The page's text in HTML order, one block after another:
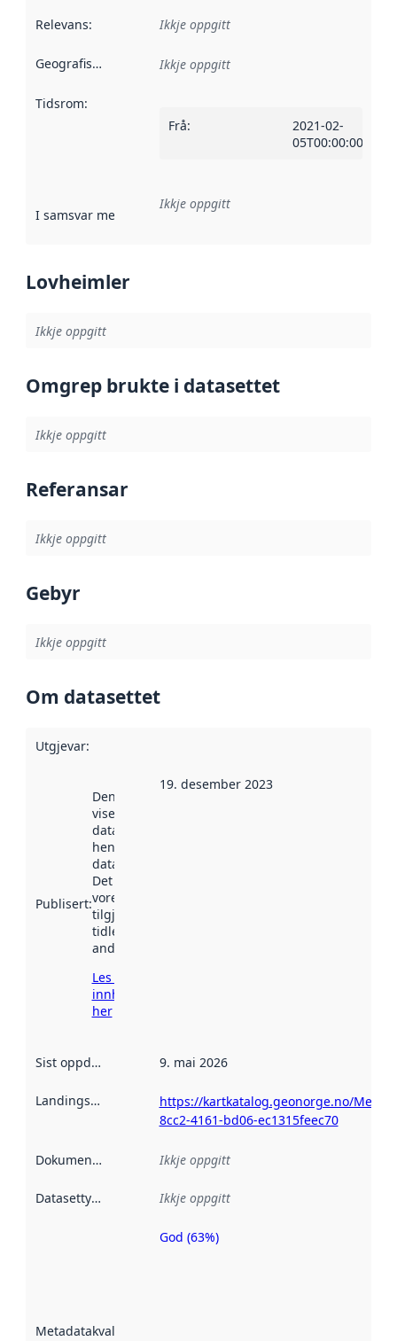
Relevans: Ikkje oppgitt
Geografisk område Ikkje oppgitt
Tidsrom:
Frå:
2021-02-
05T00:00:00Z
I samsvar med Referanse til ei implementeringsregel eller
Ikkje oppgitt
Lovheimler
Ikkje oppgitt
Omgrep brukte i datasettet
Ikkje oppgitt
Referansar
Ikkje oppgitt
Gebyr
Ikkje oppgitt
Om datasettet
Utgjevar:
Publisert:
Denne datoen
viser når
datasettet vart
henta inn av
data.norge.no.
Det kan ha
vore
tilgjengeleg
tidlegare
andre stader.
Les meir om
innhenting
her
19. desember 2023
Sist oppdatert 9. mai 2026
Landingsside
https://kartkatalog.geonorge.no/
8cc2-4161-bd06-ec1315feec70
Dokumentasjon Ikkje oppgitt
Datasettype Ikkje oppgitt
Metadatakvalitet
Metadatakvalitet
God (63%)